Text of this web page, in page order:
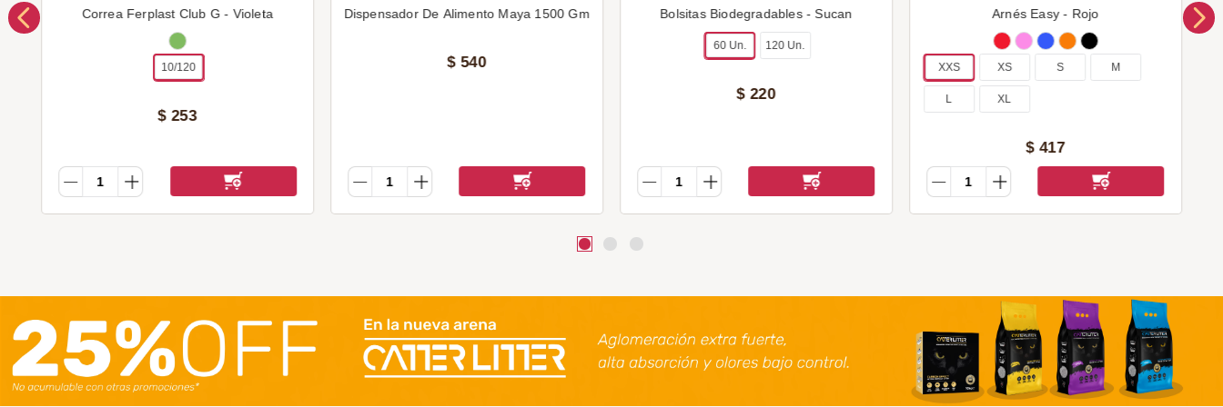
Correa Ferplast Club G - Violeta
10/120
$ 253
Dispensador De Alimento Maya 1500 Gm
$ 540
Bolsitas Biodegradables - Sucan
60 Un. 120 Un.
$ 220
Arnés Easy - Rojo
XXS XS S M
L XL
$ 417